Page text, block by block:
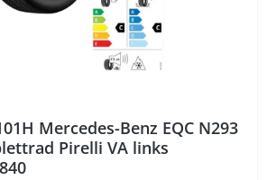
Mercedes-Benz EQC N293
Pirelli VA links